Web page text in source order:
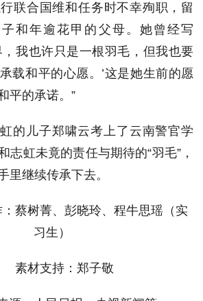
联合国维和任务时不幸殉职，留
和年逾花甲的父母。她曾经写
，我也许只是一根羽毛，但我也要
载和平的心愿。’这是她生前的愿
平的承诺。”
的儿子郑啸云考上了云南警官学
志虹未竟的责任与期待的“羽毛”，
里继续传承下去。
蔡树菁、彭晓玲、程牛思瑶（实
习生）
素材支持：郑子敬